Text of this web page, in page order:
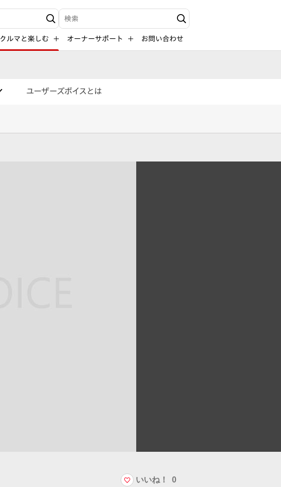
検索キーワード入力
クルマと楽しむ オーナーサポート お問い合わせ
ユーザーズボイスとは
いいね！ 0